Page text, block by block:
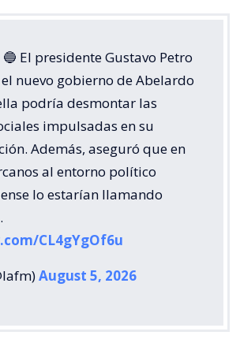
El presidente Gustavo Petro
nuevo gobierno de Abelardo
podría desmontar las
impulsadas en su
Además, aseguró que en
al entorno político
lo estarían llamando
CL4gYgOf6u
August 5, 2026